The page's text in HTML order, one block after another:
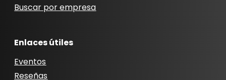
Buscar por empresa
Enlaces útiles
Eventos
Reseñas